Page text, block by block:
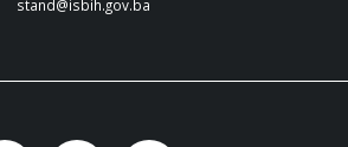
stand@isbih.gov.ba